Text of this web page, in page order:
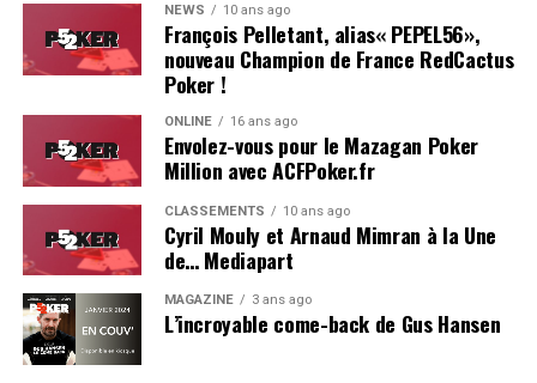
Hugues Mazerolle (France) : 100.000 €
Jose Quintas (Portugal) : 74.000 €
Joao Pedro Ferreira (Portugal) : 52.000 €
Dylan Lauret (France) : 38.000 €
Hugo Soares (Portugal) : 28.000 €
Ivo Almeida (Portugal) : 21.390 €
Leo Philippe (France) : 16.000 €
NEWS 10 ans ago
François Pelletant, alias« PEPEL56»,
nouveau Champion de France RedCactus
Poker !
ONLINE 16 ans ago
Envolez-vous pour le Mazagan Poker
Million avec ACFPoker.fr
CLASSEMENTS 10 ans ago
Cyril Mouly et Arnaud Mimran à la Une
de… Mediapart
MAGAZINE 3 ans ago
L’incroyable come-back de Gus Hansen